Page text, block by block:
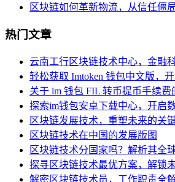
区块链如何革新物流，从信任僵
热门文章
云南工行区块链技术中心，金融
轻松获取 Imtoken 钱包中文版，
关于 im 钱包 FIL 转币提币手续费
探索im钱包安卓下载中心，开启
区块链发展技术，重塑未来的关
区块链技术在中国的发展版图
区块链技术分国家吗？解析其全
探寻区块链技术最优方案，解锁
解密区块链技术员，工作职责全